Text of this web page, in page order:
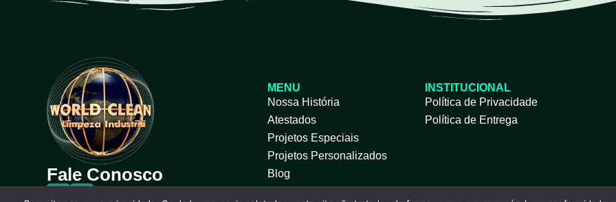
Fale Conosco
MENU
Nossa História
Atestados
Projetos Especiais
Projetos Personalizados
Blog
INSTITUCIONAL
Política de Privacidade
Política de Entrega